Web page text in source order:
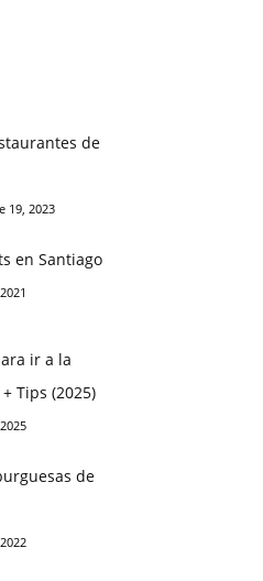
de
19, 2023
en Santiago
ir a la
Tips (2025)
de